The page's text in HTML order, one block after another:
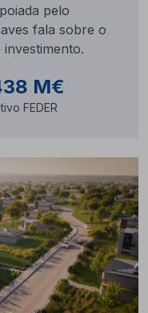
pelo
fala sobre o
M€
FEDER